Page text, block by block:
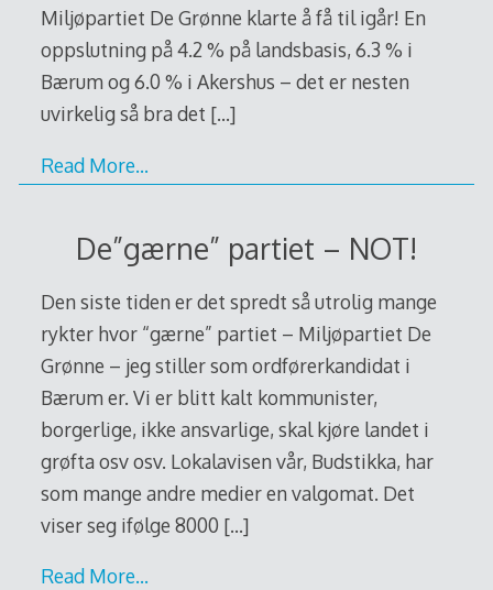
Miljøpartiet De Grønne klarte å få til igår! En
oppslutning på 4.2 % på landsbasis, 6.3 % i
Bærum og 6.0 % i Akershus – det er nesten
uvirkelig så bra det […]
Read More…
De”gærne” partiet – NOT!
Den siste tiden er det spredt så utrolig mange
rykter hvor “gærne” partiet – Miljøpartiet De
Grønne – jeg stiller som ordførerkandidat i
Bærum er. Vi er blitt kalt kommunister,
borgerlige, ikke ansvarlige, skal kjøre landet i
grøfta osv osv. Lokalavisen vår, Budstikka, har
som mange andre medier en valgomat. Det
viser seg ifølge 8000 […]
Read More…